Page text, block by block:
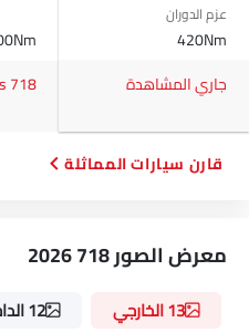
عزم الدوران
420Nm
جاري المشاهدة
718 vs سوبرا
قارن سيارات المماثلة
معرض الصور 718 2026
13 الخارجي 12 الداخلي